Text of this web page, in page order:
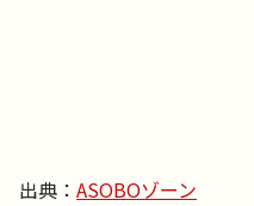
出典： ASOBOゾーン